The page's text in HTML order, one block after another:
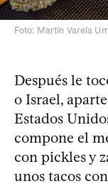
Foto: Martín Varela
Después le
o Israel,
Estados
compone el
con pickles y
unos tacos